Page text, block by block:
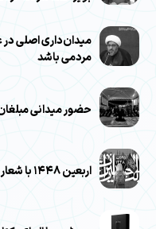
میدان‌داری اصلی در
مردمی باشد
حضور میدانی
اربعین ۱۴۴۸ با شعار «یا لثارات الحسین» برگزار شد